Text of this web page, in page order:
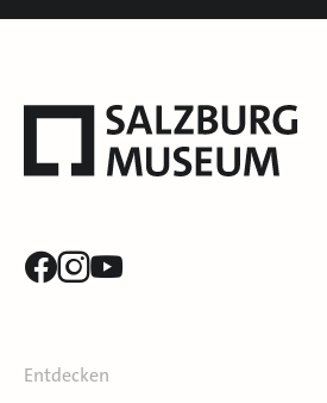
Entdecken